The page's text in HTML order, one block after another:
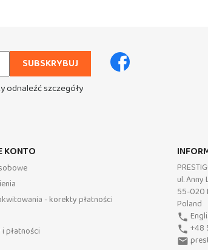
odnaleźć szczegóły
KONTO
- korekty płatności
płatności
ul. Anny
55-020
Poland
phone
phone +48
email